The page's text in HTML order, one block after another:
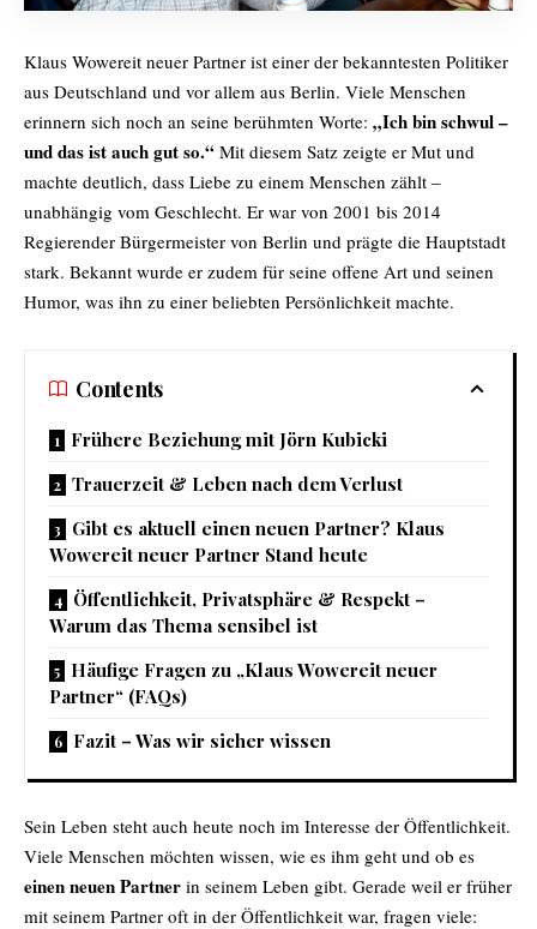
Klaus Wowereit neuer Partner ist einer der bekanntesten Politiker
aus Deutschland und vor allem aus Berlin. Viele Menschen
erinnern sich noch an seine berühmten Worte: „Ich bin schwul –
und das ist auch gut so.“ Mit diesem Satz zeigte er Mut und
machte deutlich, dass Liebe zu einem Menschen zählt –
unabhängig vom Geschlecht. Er war von 2001 bis 2014
Regierender Bürgermeister von Berlin und prägte die Hauptstadt
stark. Bekannt wurde er zudem für seine offene Art und seinen
Humor, was ihn zu einer beliebten Persönlichkeit machte.
Contents
Frühere Beziehung mit Jörn Kubicki
Trauerzeit & Leben nach dem Verlust
Gibt es aktuell einen neuen Partner? Klaus
Wowereit neuer Partner Stand heute
Öffentlichkeit, Privatsphäre & Respekt –
Warum das Thema sensibel ist
Häufige Fragen zu „Klaus Wowereit neuer
Partner“ (FAQs)
Fazit – Was wir sicher wissen
Sein Leben steht auch heute noch im Interesse der Öffentlichkeit.
Viele Menschen möchten wissen, wie es ihm geht und ob es
einen neuen Partner in seinem Leben gibt. Gerade weil er früher
mit seinem Partner oft in der Öffentlichkeit war, fragen viele: